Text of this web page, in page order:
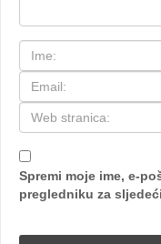
Spremi moje ime, e-
pregledniku za